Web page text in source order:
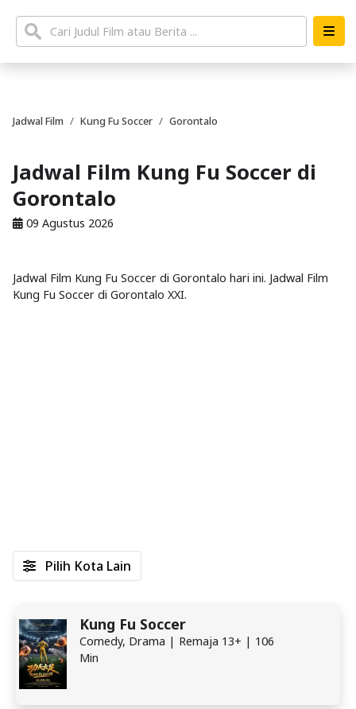
Jadwal Film Kung Fu Soccer Gorontalo
Jadwal Film Kung Fu Soccer di
Gorontalo
09 Agustus 2026
Jadwal Film Kung Fu Soccer di Gorontalo hari ini. Jadwal Film
Kung Fu Soccer di Gorontalo XXI.
Kung Fu Soccer
Comedy, Drama | Remaja 13+ | 106
Min
Pilih Kota Lain